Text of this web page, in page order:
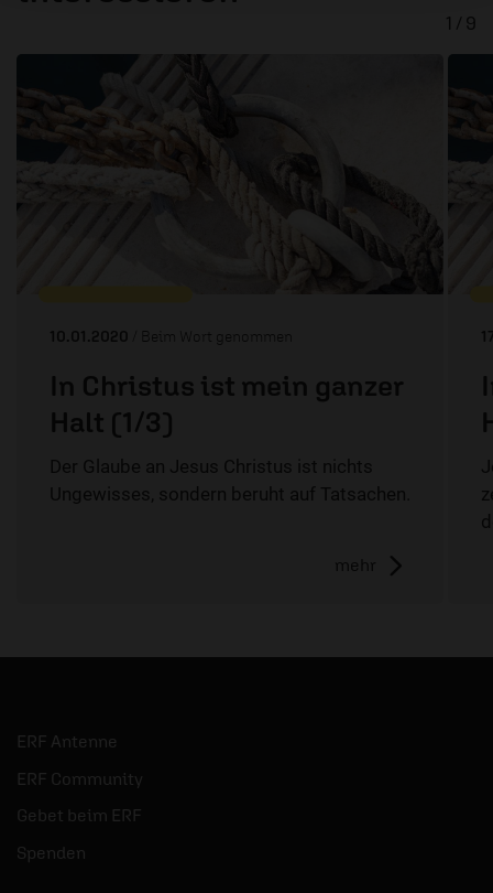
10.01.2020 / Beim Wort genommen
In Christus ist mein ganzer
Halt (1/3)
Der Glaube an Jesus Christus ist nichts
Ungewisses, sondern beruht auf Tatsachen.
mehr
1 / 9
ERF Antenne
ERF Community
Gebet beim ERF
Spenden